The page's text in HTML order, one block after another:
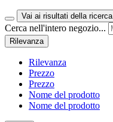
Vai ai risultati della ricerca
Cerca nell'intero negozio...
Rilevanza
Rilevanza
Prezzo
Prezzo
Nome del prodotto
Nome del prodotto